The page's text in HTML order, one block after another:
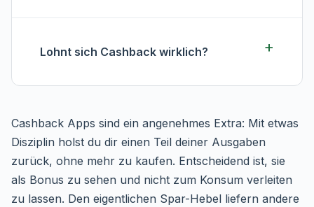
Lohnt sich Cashback wirklich?
Cashback Apps sind ein angenehmes Extra: Mit etwas
Disziplin holst du dir einen Teil deiner Ausgaben
zurück, ohne mehr zu kaufen. Entscheidend ist, sie
als Bonus zu sehen und nicht zum Konsum verleiten
zu lassen. Den eigentlichen Spar-Hebel liefern andere